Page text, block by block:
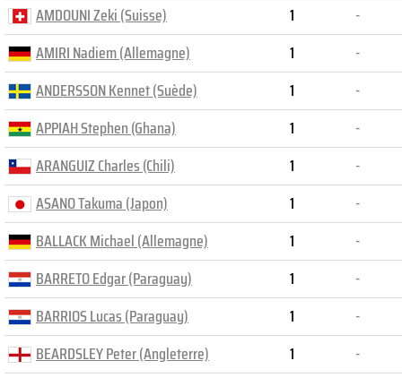
AMDOUNI Zeki (Suisse)
AMIRI Nadiem (Allemagne)
ANDERSSON Kennet (Suède)
APPIAH Stephen (Ghana)
ARANGUIZ Charles (Chili)
ASANO Takuma (Japon)
BALLACK Michael (Allemagne)
BARRETO Edgar (Paraguay)
BARRIOS Lucas (Paraguay)
BEARDSLEY Peter (Angleterre)
1
-
1
-
1
-
1
-
1
-
1
-
1
-
1
-
1
-
1
-